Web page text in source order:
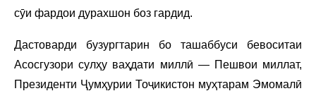
сӯи фардои дурахшон боз гардид.
Дастоварди бузургтарин бо ташаббуси бевоситаи
Асосгузори сулҳу ваҳдати миллӣ — Пешвои миллат,
Президенти Ҷумҳурии Тоҷикистон муҳтарам Эмомалӣ